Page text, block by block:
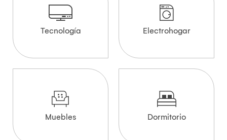
Tecnología Electrohogar
Muebles Dormitorio